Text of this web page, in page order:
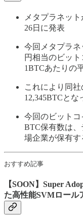
メタプラネッ
26日に発表
今回メタプラネ
円相当のビット
1BTCあたりの
これにより同社
12,345BTCとな
今回のビット
BTC保有数は、
場企業が保有
おすすめ記事
【SOON】Super
た高性能SVMロール